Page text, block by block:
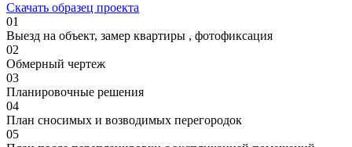
Скачать образец проекта
01
Выезд на объект, замер квартиры , фотофиксация
02
Обмерный чертеж
03
Планировочные решения
04
План сносимых и возводимых перегородок
05